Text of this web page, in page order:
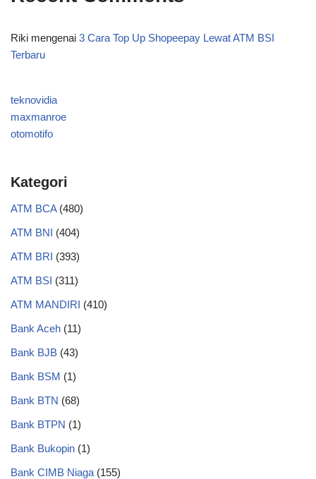
Riki mengenai 3 Cara Top Up Shopeepay Lewat ATM BSI
Terbaru
teknovidia
maxmanroe
otomotifo
Kategori
ATM BCA(480)
ATM BNI (404)
ATM BRI (393)
ATM BSI (311)
ATM MANDIRI (410)
Bank Aceh (11)
Bank BJB (43)
Bank BSM (1)
Bank BTN (68)
Bank BTPN (1)
Bank Bukopin (1)
Bank CIMB Niaga (155)